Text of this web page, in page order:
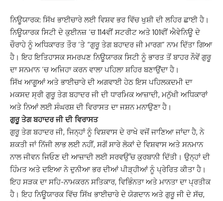
ਨਿਊਯਾਰਕ: ਸਿੱਖ ਭਾਈਚਾਰੇ ਲਈ ਵਿਸ਼ਵ ਭਰ ਵਿੱਚ ਖੁਸ਼ੀ ਦੀ ਲਹਿਰ ਛਾਈ ਹੈ।
ਨਿਊਯਾਰਕ ਸਿਟੀ ਦੇ ਕੁਈਨਜ਼ ’ਚ 114ਵੀਂ ਸਟਰੀਟ ਅਤੇ 101ਵੀਂ ਐਵੇਨਿਊ ਦੇ
ਚੌਰਾਹੇ ਨੂੰ ਅਧਿਕਾਰਤ ਤੌਰ ’ਤੇ “ਗੁਰੂ ਤੇਗ ਬਹਾਦਰ ਜੀ ਮਾਰਗ” ਨਾਮ ਦਿੱਤਾ ਗਿਆ
ਹੈ। ਇਹ ਇਤਿਹਾਸਕ ਸਮਰਪਣ ਨਿਊਯਾਰਕ ਸਿਟੀ ਨੂੰ ਭਾਰਤ ਤੋਂ ਬਾਹਰ ਨੌਵੇਂ ਗੁਰੂ
ਦਾ ਸਨਮਾਨ ‘ਚ ਅਜਿਹਾ ਕਰਨ ਵਾਲਾ ਪਹਿਲਾ ਸ਼ਹਿਰ ਬਣਾਉਂਦਾ ਹੈ।
ਸਿੱਖ ਆਗੂਆਂ ਅਤੇ ਭਾਈਚਾਰੇ ਦੀ ਅਗਵਾਈ ਹੇਠ ਇਸ ਪਹਿਲਕਦਮੀ ਦਾ
ਮਕਸਦ ਸ੍ਰੀ ਗੁਰੂ ਤੇਗ ਬਹਾਦਰ ਜੀ ਦੀ ਧਾਰਮਿਕ ਆਜ਼ਾਦੀ, ਮਨੁੱਖੀ ਅਧਿਕਾਰਾਂ
ਅਤੇ ਨਿਆਂ ਲਈ ਸੰਘਰਸ਼ ਦੀ ਵਿਰਾਸਤ ਦਾ ਜਸ਼ਨ ਮਨਾਉਣਾ ਹੈ।
ਗੁਰੂ ਤੇਗ ਬਹਾਦਰ ਜੀ ਦੀ ਵਿਰਾਸਤ
ਗੁਰੂ ਤੇਗ ਬਹਾਦਰ ਜੀ, ਜਿਨ੍ਹਾਂ ਨੂੰ ਵਿਸ਼ਵਾਸ ਦੇ ਰਾਖੇ ਵਜੋਂ ਜਾਣਿਆ ਜਾਂਦਾ ਹੈ, ਨੇ
ਸ਼ਕਤੀ ਜਾਂ ਨਿੱਜੀ ਲਾਭ ਲਈ ਨਹੀਂ, ਸਗੋਂ ਸਾਰੇ ਲੋਕਾਂ ਦੇ ਵਿਸ਼ਵਾਸ ਅਤੇ ਸਨਮਾਨ
ਨਾਲ ਜੀਵਨ ਜਿਓਣ ਦੀ ਆਜ਼ਾਦੀ ਲਈ ਸਰਵਉੱਚ ਕੁਰਬਾਨੀ ਦਿੱਤੀ। ਉਨ੍ਹਾਂ ਦੀ
ਹਿੰਮਤ ਅਤੇ ਦਇਆ ਨੇ ਦੁਨੀਆ ਭਰ ਦੀਆਂ ਪੀੜ੍ਹੀਆਂ ਨੂੰ ਪ੍ਰੇਰਿਤ ਕੀਤਾ ਹੈ।
ਇਹ ਸੜਕ ਦਾ ਸਹਿ-ਨਾਮਕਰਨ ਸਤਿਕਾਰ, ਵਿਭਿੰਨਤਾ ਅਤੇ ਮਾਨਤਾ ਦਾ ਪ੍ਰਤੀਕ
ਹੈ। ਇਹ ਨਿਊਯਾਰਕ ਵਿੱਚ ਸਿੱਖ ਭਾਈਚਾਰੇ ਦੇ ਯੋਗਦਾਨ ਅਤੇ ਗੁਰੂ ਜੀ ਦੇ ਸੱਚ,